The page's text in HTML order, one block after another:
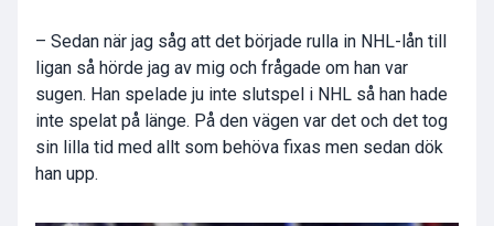
– Sedan när jag såg att det började rulla in NHL-lån till
ligan så hörde jag av mig och frågade om han var
sugen. Han spelade ju inte slutspel i NHL så han hade
inte spelat på länge. På den vägen var det och det tog
sin lilla tid med allt som behöva fixas men sedan dök
han upp.